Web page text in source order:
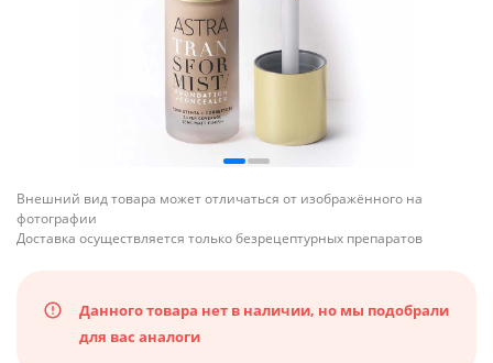
Внешний вид товара может отличаться от изображённого на
фотографии
Доставка осуществляется только безрецептурных препаратов
Данного товара нет в наличии, но мы подобрали
для вас аналоги